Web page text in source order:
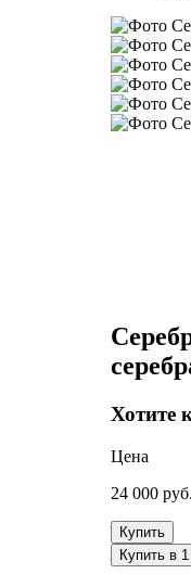
Хотите
Цена
24 000 руб.
Купить
Купить в